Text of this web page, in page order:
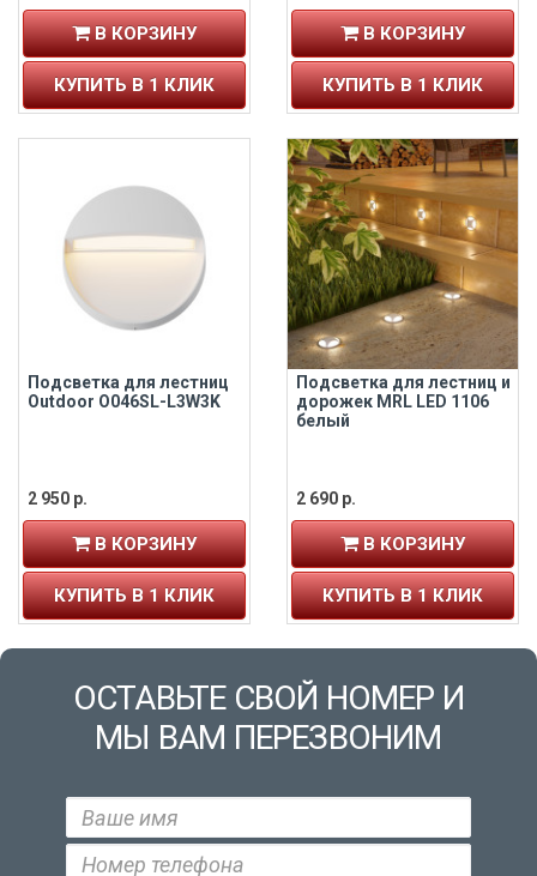
В КОРЗИНУ
КУПИТЬ В 1 КЛИК
В КОРЗИНУ
КУПИТЬ В 1 КЛИК
Подсветка для лестниц
Outdoor O046SL-L3W3K
2 950 р.
В КОРЗИНУ
КУПИТЬ В 1 КЛИК
Подсветка для лестниц и
дорожек MRL LED 1106
белый
2 690 р.
В КОРЗИНУ
КУПИТЬ В 1 КЛИК
ОСТАВЬТЕ СВОЙ НОМЕР И
МЫ ВАМ ПЕРЕЗВОНИМ